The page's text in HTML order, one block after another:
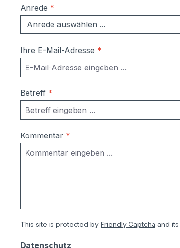
Anrede *
Ihre E-Mail-Adresse *
Betreff *
Kommentar *
This site is protected by Friendly Captcha and its
Datenschutz